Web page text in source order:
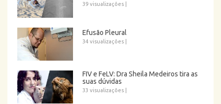
39 visualizações
Efusão Pleural
34 visualizações
FIV e FeLV: Dra Sheila Medeiros tira as
suas dúvidas
33 visualizações